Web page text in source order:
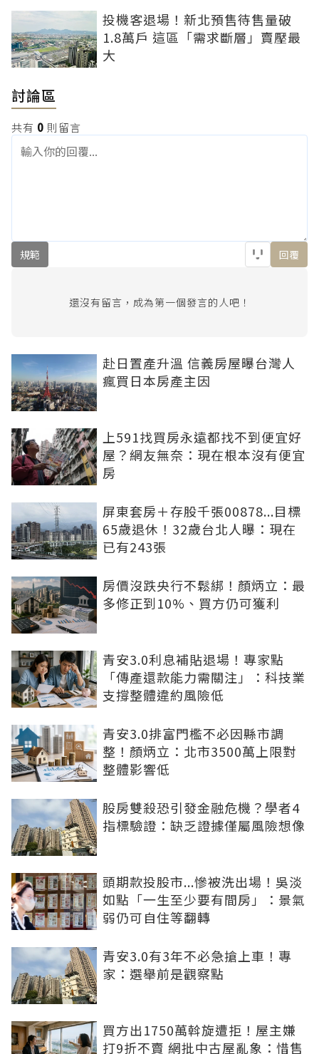
投機客退場！新北預售待售量破
1.8萬戶 這區「需求斷層」賣壓最
大
討論區
共有 0 則留言
規範 回覆
還沒有留言，成為第一個發言的人吧！
赴日置產升溫 信義房屋曝台灣人
瘋買日本房產主因
上591找買房永遠都找不到便宜好
屋？網友無奈：現在根本沒有便宜
房
屏東套房＋存股千張00878...目標
65歲退休！32歲台北人曝：現在
已有243張
房價沒跌央行不鬆綁！顏炳立：最
多修正到10%、買方仍可獲利
青安3.0利息補貼退場！專家點
「傳產還款能力需關注」：科技業
支撐整體違約風險低
青安3.0排富門檻不必因縣市調
整！顏炳立：北市3500萬上限對
整體影響低
股房雙殺恐引發金融危機？學者4
指標驗證：缺乏證據僅屬風險想像
頭期款投股市...慘被洗出場！吳淡
如點「一生至少要有間房」：景氣
弱仍可自住等翻轉
青安3.0有3年不必急搶上車！專
家：選舉前是觀察點
買方出1750萬斡旋遭拒！屋主嫌
打9折不賣 網批中古屋亂象：惜售